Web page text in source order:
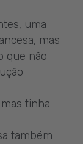
uma
mas
que não
tinha
também